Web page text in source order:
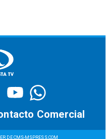
DE CMS-MSPRESS.COM
Comercial